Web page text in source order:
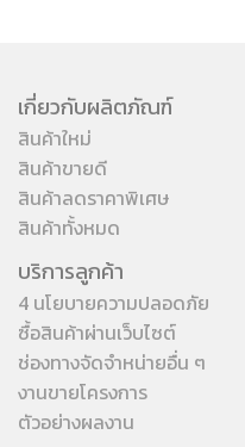
เกี่ยวกับผลิตภัณฑ์
สินค้าใหม่
สินค้าขายดี
สินค้าลดราคาพิเศษ
สินค้าทั้งหมด
บริการลูกค้า
4 นโยบายความปลอดภัย
ซื้อสินค้าผ่านเว็บไซต์
ช่องทางจัดจำหน่ายอื่น ๆ
งานขายโครงการ
ตัวอย่างผลงาน